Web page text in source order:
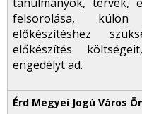
felsorolása,
előkészítéshez
előkészítés
engedélyt ad.